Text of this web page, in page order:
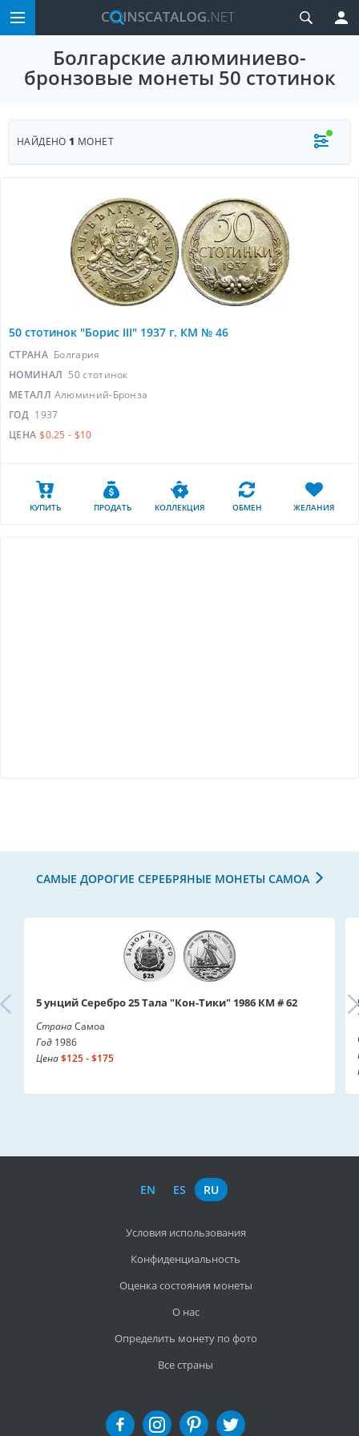
Болгарские алюминиево-
бронзовые монеты 50 стотинок
НАЙДЕНО1 МОНЕТ
50 стотинок "Борис III" 1937 г. КМ № 46
СТРАНА Болгария
НОМИНАЛ 50 стотинок
МЕТАЛЛ Алюминий-Бронза
ГОД 1937
ЦЕНА $0.25 - $10
КУПИТЬ ПРОДАТЬ КОЛЛЕКЦИЯ ОБМЕН ЖЕЛАНИЯ
САМЫЕ ДОРОГИЕ СЕРЕБРЯНЫЕ МОНЕТЫ САМОА
5 унций Серебро 25 Тала "Кон-Тики" 1986 КМ # 62
СтранаСамоа
Год 1986
Цена$125 - $175
EN ES RU
Условия использования
Конфиденциальность
Оценка состояния монеты
О нас
Определить монету по фото
Все страны